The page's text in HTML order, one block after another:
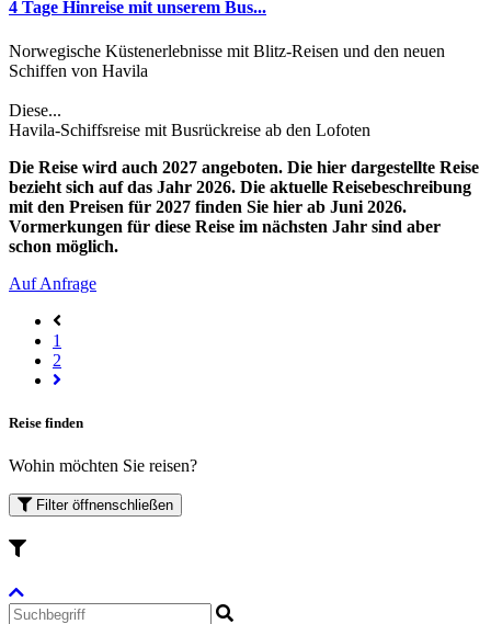
4 Tage Hinreise mit unserem Bus...
Norwegische Küstenerlebnisse mit Blitz-Reisen und den neuen
Schiffen von Havila
Diese...
Havila-Schiffsreise mit Busrückreise ab den Lofoten
Die Reise wird auch 2027 angeboten. Die hier dargestellte Reise
bezieht sich auf das Jahr 2026. Die aktuelle Reisebeschreibung
mit den Preisen für 2027 finden Sie hier ab Juni 2026.
Vormerkungen für diese Reise im nächsten Jahr sind aber
schon möglich.
Auf Anfrage
1
2
Reise finden
Wohin möchten Sie reisen?
Filter öffnenschließen